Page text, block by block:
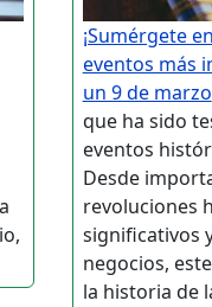
¡Sumérgete
eventos más
un 9 de marzo
que ha sido
eventos
Desde
revoluciones
significativos
negocios,
la historia de